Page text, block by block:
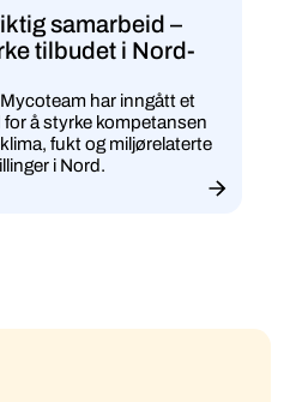
samarbeid –
tilbudet i Nord-
har inngått et
å styrke kompetansen
fukt og miljørelaterte
i Nord.